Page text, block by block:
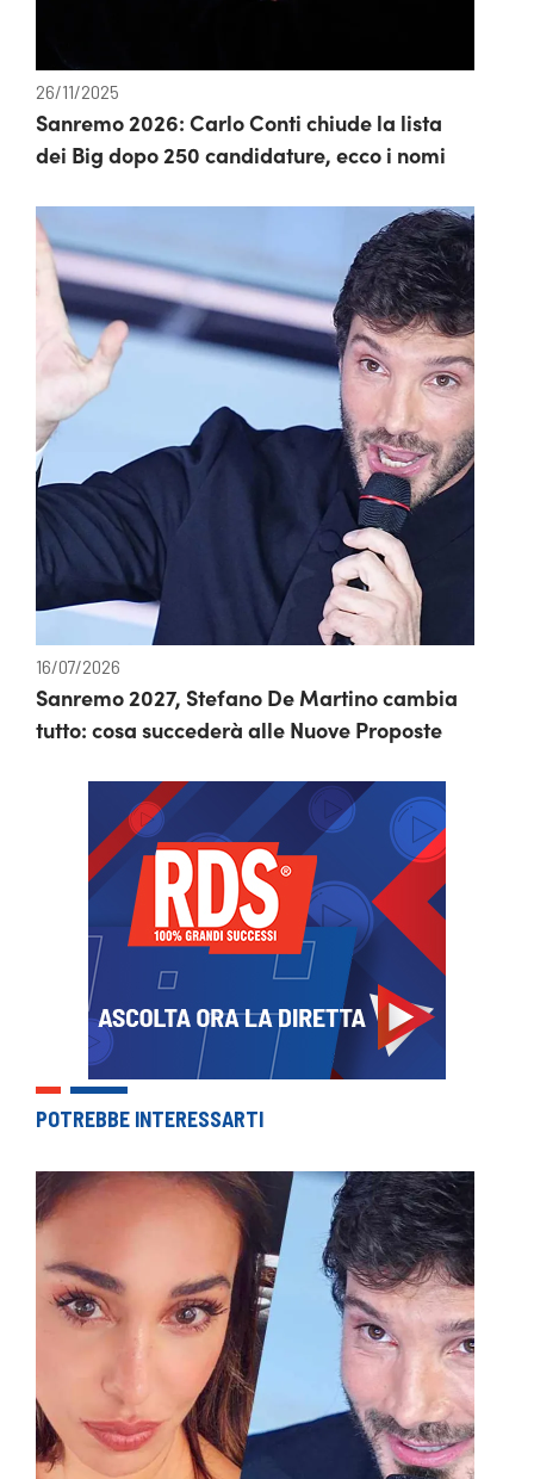
26/11/2025
Sanremo 2026: Carlo Conti chiude la lista
dei Big dopo 250 candidature, ecco i nomi
16/07/2026
Sanremo 2027, Stefano De Martino cambia
tutto: cosa succederà alle Nuove Proposte
POTREBBE INTERESSARTI